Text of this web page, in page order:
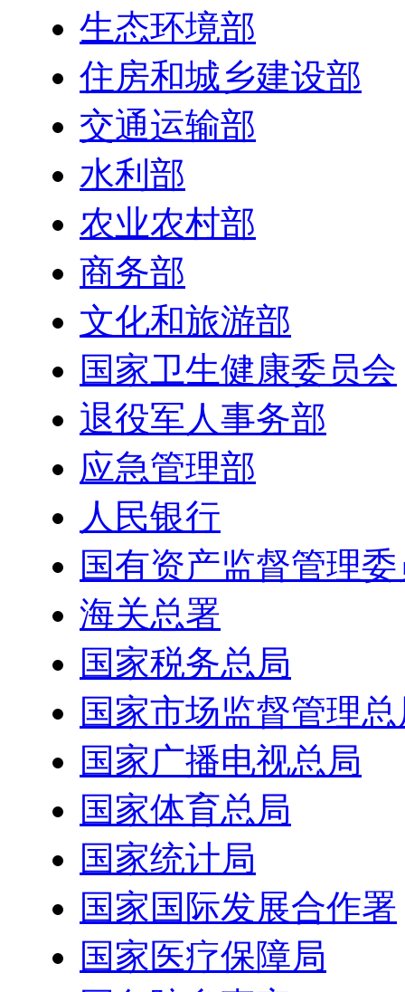
生态环境部
住房和城乡建设部
交通运输部
水利部
农业农村部
商务部
文化和旅游部
国家卫生健康委员会
退役军人事务部
应急管理部
人民银行
国有资产监督管理
海关总署
国家税务总局
国家市场监督管理
国家广播电视总局
国家体育总局
国家统计局
国家国际发展合作署
国家医疗保障局